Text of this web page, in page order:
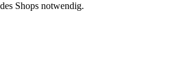
Shops notwendig.